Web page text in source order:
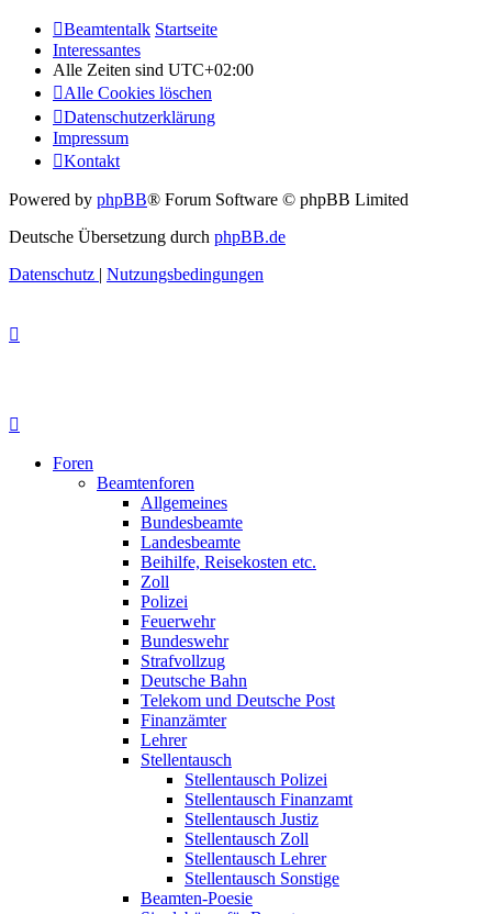
Beamtentalk Startseite
Interessantes
Alle Zeiten sind UTC+02:00
Alle Cookies löschen
Datenschutzerklärung
Impressum
Kontakt
Powered by phpBB® Forum Software © phpBB Limited
Deutsche Übersetzung durch phpBB.de
Datenschutz | Nutzungsbedingungen
Foren
Beamtenforen
Allgemeines
Bundesbeamte
Landesbeamte
Beihilfe, Reisekosten etc.
Zoll
Polizei
Feuerwehr
Bundeswehr
Strafvollzug
Deutsche Bahn
Telekom und Deutsche Post
Finanzämter
Lehrer
Stellentausch
Stellentausch Polizei
Stellentausch Finanzamt
Stellentausch Justiz
Stellentausch Zoll
Stellentausch Lehrer
Stellentausch Sonstige
Beamten-Poesie